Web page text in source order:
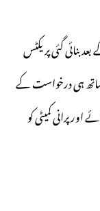
بنائی گئی پریکٹس
ساتھ ہی درخواست کے
اور پرانی کمیٹی کو